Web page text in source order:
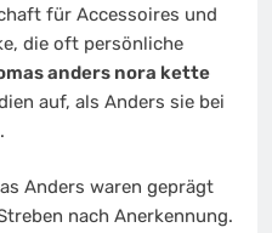
für Accessoires und
die oft persönliche
anders nora kette
auf, als Anders sie bei
Anders waren geprägt
nach Anerkennung.